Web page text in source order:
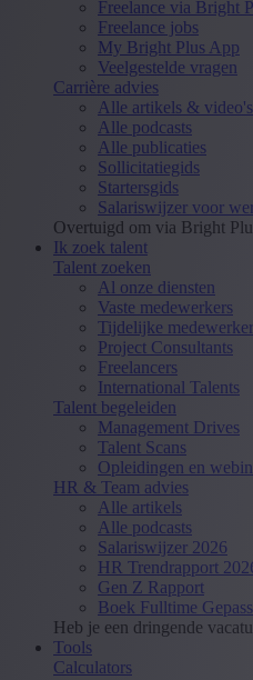
Freelance via Bright
Freelance jobs
My Bright Plus App
Veelgestelde vragen
Carrière advies
Alle artikels & video's
Alle podcasts
Alle publicaties
Sollicitatiegids
Startersgids
Salariswijzer voor
Overtuigd om via Bright
Ik zoek talent
Talent zoeken
Al onze diensten
Vaste medewerkers
Tijdelijke
Project Consultants
Freelancers
International Talents
Talent begeleiden
Management Drives
Talent Scans
Opleidingen en
HR & Team advies
Alle artikels
Alle podcasts
Salariswijzer 2026
HR Trendrapport
Gen Z Rapport
Boek Fulltime
Heb je een dringende
Tools
Calculators